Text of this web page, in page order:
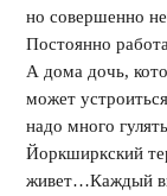
но совершенно
Постоянно
А дома дочь,
может
надо много
Йоркширкский
живет…Каждый